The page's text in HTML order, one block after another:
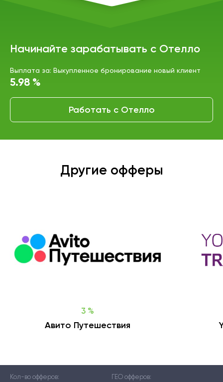
Начинайте зарабатывать с Отелло
Выплата за: Выкупленное бронирование новый клиент
5.98 %
Работать с Отелло
Другие офферы
3 %
Авито Путешествия
Кол-во офферов: ГЕО офферов: